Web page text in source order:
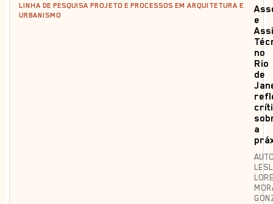
LINHA DE PESQUISA PROJETO E PROCESSOS EM ARQUITETURA E
URBANISMO
e
no
Rio
de
a